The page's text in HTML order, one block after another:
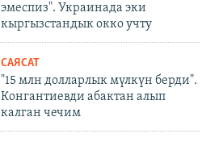
эмеспиз". Украинада эки
кыргызстандык окко учту
САЯСАТ
"15 млн долларлык мүлкүн берди".
Конгантиевди абактан алып
калган чечим